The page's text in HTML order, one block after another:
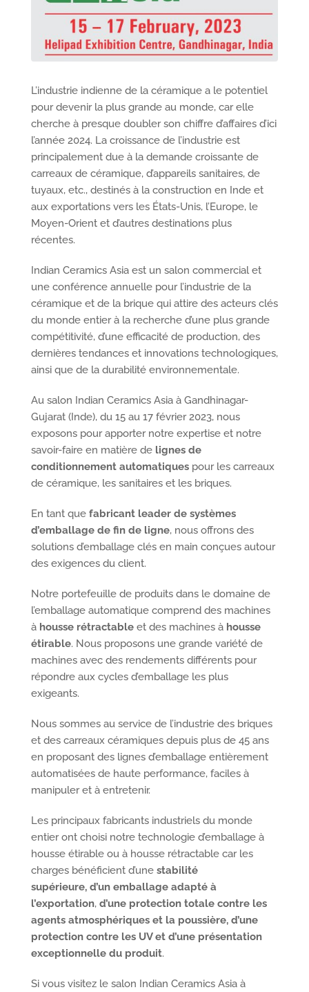
L’industrie indienne de la céramique a le potentiel
pour devenir la plus grande au monde, car elle
cherche à presque doubler son chiffre d’affaires d’ici
l’année 2024. La croissance de l’industrie est
principalement due à la demande croissante de
carreaux de céramique, d’appareils sanitaires, de
tuyaux, etc., destinés à la construction en Inde et
aux exportations vers les États-Unis, l’Europe, le
Moyen-Orient et d’autres destinations plus
récentes.
Indian Ceramics Asia est un salon commercial et
une conférence annuelle pour l’industrie de la
céramique et de la brique qui attire des acteurs clés
du monde entier à la recherche d’une plus grande
compétitivité, d’une efficacité de production, des
dernières tendances et innovations technologiques,
ainsi que de la durabilité environnementale.
Au salon Indian Ceramics Asia à Gandhinagar-
Gujarat (Inde), du 15 au 17 février 2023, nous
exposons pour apporter notre expertise et notre
savoir-faire en matière de lignes de
conditionnement automatiquespour les carreaux
de céramique, les sanitaires et les briques.
En tant que fabricant leader de systèmes
d’emballage de fin de ligne, nous offrons des
solutions d’emballage clés en main conçues autour
des exigences du client.
Notre portefeuille de produits dans le domaine de
l’emballage automatique comprend des machines
à housse rétractableet des machines à housse
étirable. Nous proposons une grande variété de
machines avec des rendements différents pour
répondre aux cycles d’emballage les plus
exigeants.
Nous sommes au service de l’industrie des briques
et des carreaux céramiques depuis plus de 45 ans
en proposant des lignes d’emballage entièrement
automatisées de haute performance, faciles à
manipuler et à entretenir.
Les principaux fabricants industriels du monde
entier ont choisi notre technologie d’emballage à
housse étirable ou à housse rétractable car les
charges bénéficient d’une stabilité
supérieure, d’un emballage adapté à
l’exportation, d’une protection totale contre les
agents atmosphériques et la poussière, d’une
protection contre les UV et d’une présentation
exceptionnelle du produit.
Si vous visitez le salon Indian Ceramics Asia à